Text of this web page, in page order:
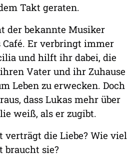
Takt geraten.
der bekannte Musiker
Café. Er verbringt immer
und hilft ihr dabei, die
Vater und ihr Zuhause
Leben zu erwecken. Doch
dass Lukas mehr über
weiß, als er zugibt.
die Liebe? Wie viel
braucht sie?